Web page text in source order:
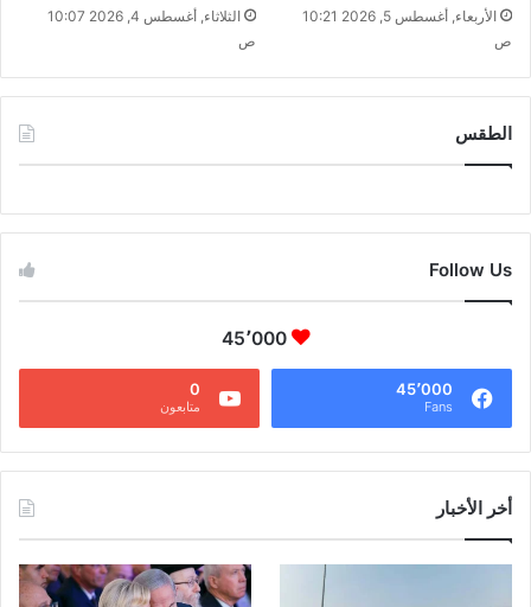
الأربعاء, أغسطس 5, 2026 10:21
ص
الثلاثاء, أغسطس 4, 2026 10:07
ص
الطقس
Follow Us
45٬000
45٬000
Fans
0
متابعون
أخر الأخبار